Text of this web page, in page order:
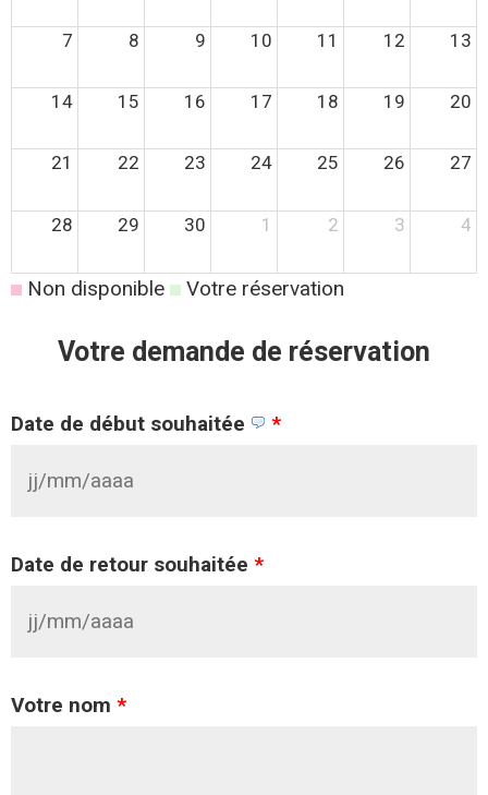
7 8 9 10 11 12 13
14 15 16 17 18 19 20
21 22 23 24 25 26 27
28 29 30 1 2 3 4
Non disponible Votre réservation
Votre demande de réservation
Date de début souhaitée *
Date de retour souhaitée *
Votre nom *